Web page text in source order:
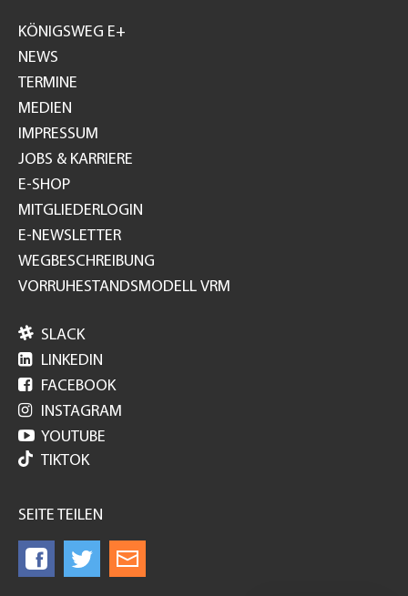
GH
KÖNIGSWEG E+
NEWS
TERMINE
MEDIEN
IMPRESSUM
JOBS & KARRIERE
E-SHOP
MITGLIEDERLOGIN
E-NEWSLETTER
WEGBESCHREIBUNG
VORRUHESTANDSMODELL VRM
 SLACK
 LINKEDIN
 FACEBOOK
 INSTAGRAM
 YOUTUBE
TIKTOK
SEITE TEILEN